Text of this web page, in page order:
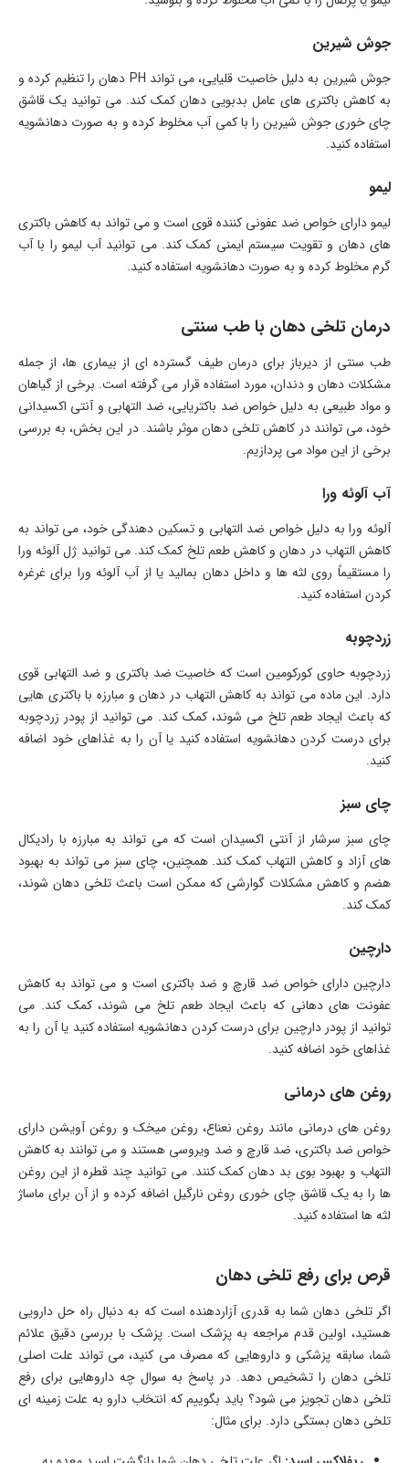
جوش شیرین
جوش شیرین به دلیل خاصیت قلیایی، می تواند PH دهان را تنظیم کرده و
به کاهش باکتری های عامل بدبویی دهان کمک کند. می توانید یک قاشق
چای خوری جوش شیرین را با کمی آب مخلوط کرده و به صورت دهانشویه
استفاده کنید.
لیمو
لیمو دارای خواص ضد عفونی کننده قوی است و می تواند به کاهش باکتری
های دهان و تقویت سیستم ایمنی کمک کند. می توانید آب لیمو را با آب
گرم مخلوط کرده و به صورت دهانشویه استفاده کنید.
درمان تلخی دهان با طب سنتی
طب سنتی از دیرباز برای درمان طیف گسترده ای از بیماری ها، از جمله
مشکلات دهان و دندان، مورد استفاده قرار می گرفته است. برخی از گیاهان
و مواد طبیعی به دلیل خواص ضد باکتریایی، ضد التهابی و آنتی اکسیدانی
خود، می توانند در کاهش تلخی دهان موثر باشند. در این بخش، به بررسی
برخی از این مواد می پردازیم.
آب آلوئه ورا
آلوئه ورا به دلیل خواص ضد التهابی و تسکین دهندگی خود، می تواند به
کاهش التهاب در دهان و کاهش طعم تلخ کمک کند. می توانید ژل آلوئه ورا
را مستقیماً روی لثه ها و داخل دهان بمالید یا از آب آلوئه ورا برای غرغره
کردن استفاده کنید.
زردچوبه
زردچوبه حاوی کورکومین است که خاصیت ضد باکتری و ضد التهابی قوی
دارد. این ماده می تواند به کاهش التهاب در دهان و مبارزه با باکتری هایی
که باعث ایجاد طعم تلخ می شوند، کمک کند. می توانید از پودر زردچوبه
برای درست کردن دهانشویه استفاده کنید یا آن را به غذاهای خود اضافه
کنید.
چای سبز
چای سبز سرشار از آنتی اکسیدان است که می تواند به مبارزه با رادیکال
های آزاد و کاهش التهاب کمک کند. همچنین، چای سبز می تواند به بهبود
هضم و کاهش مشکلات گوارشی که ممکن است باعث تلخی دهان شوند،
کمک کند.
دارچین
دارچین دارای خواص ضد قارچ و ضد باکتری است و می تواند به کاهش
عفونت های دهانی که باعث ایجاد طعم تلخ می شوند، کمک کند. می
توانید از پودر دارچین برای درست کردن دهانشویه استفاده کنید یا آن را به
غذاهای خود اضافه کنید.
روغن های درمانی
روغن های درمانی مانند روغن نعناع، روغن میخک و روغن آویشن دارای
خواص ضد باکتری، ضد قارچ و ضد ویروسی هستند و می توانند به کاهش
التهاب و بهبود بوی بد دهان کمک کنند. می توانید چند قطره از این روغن
ها را به یک قاشق چای خوری روغن نارگیل اضافه کرده و از آن برای ماساژ
لثه ها استفاده کنید.
قرص برای رفع تلخی دهان
اگر تلخی دهان شما به قدری آزاردهنده است که به دنبال راه حل دارویی
هستید، اولین قدم مراجعه به پزشک است. پزشک با بررسی دقیق علائم
شما، سابقه پزشکی و داروهایی که مصرف می کنید، می تواند علت اصلی
تلخی دهان را تشخیص دهد. در پاسخ به سوال چه داروهایی برای رفع
تلخی دهان تجویز می شود؟ باید بگوییم که انتخاب دارو به علت زمینه ای
تلخی دهان بستگی دارد. برای مثال: